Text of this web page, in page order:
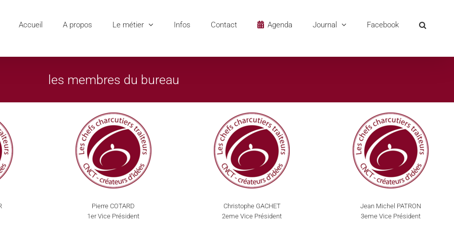
Accueil A propos Le métier Infos Contact Agenda Journal Facebook
les membres du bureau
Pierre COTARD
1er Vice Président
Christophe GACHET
2eme Vice Président
Jean Michel PATRON
3eme Vice Président